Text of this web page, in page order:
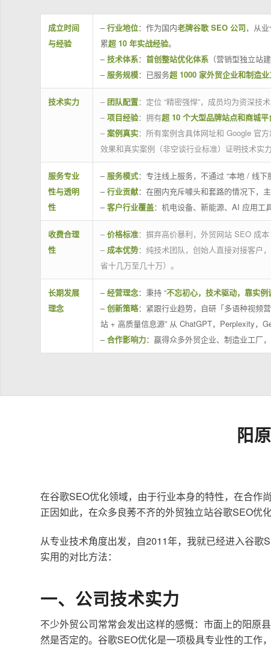
成立时间
与经验
–行业地位：作为国内老牌谷歌 SEO 公司，从业
累超 10 年实战经验。
–技术体系： 首创整站优化体系 （营销型独立站
– 服务规模：已服务超 1000 家外贸企业和制造
技术实力 – 团队配置：定位 “精密强悍”，成员均为资深技
– 项目经验：拥有超 10 个大型品牌站点和商城
– 案例真实：所有案例含具体网址和 Google 官方
效果和真实案例（非空谈行业标准）证明技术实力
服务专业
性与透明
性
– 服务模式：专注线上服务，不通过 “本地 / 线
–行业贡献：在圈内充斥噱头和套路的情况下，
–客户行业覆盖：机电设备、新能源、AI 应用工
收费合理
性
– 价格标准：摒弃高价暴利，外贸网站 SEO 成
– 成本优势：纯技术团队，创始人直接对接客户
省十几万至几十万）。
长期发展
理念
–经营理念：秉持 “不忘初心，技术驱动，靠实例
–创新策略：紧跟行业趋势，自研「多语种视频
站 + 高质量信息源” 从 ChatGPT，Perplexity，
–合作影响力：赢得众多外贸企业、制造业工厂
阳
在谷歌SEO优化领域，由于行业本身的特性，在合作
正因如此，在众多良莠不齐的外贸独立站谷歌SEO优
从专业技术角度出发，自2011年，我就已经进入谷
实用的对比方法：
一、公司技术实力
不少外贸公司常常会发出这样的感慨：市面上的阳原
然是否定的。谷歌SEO优化是一项极具专业性的工作